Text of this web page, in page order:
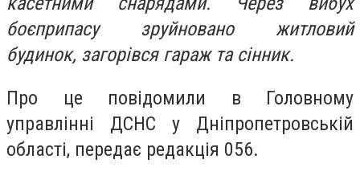
боєприпасу зруйновано житловий
будинок, загорівся гараж та сінник.
Про це повідомили в Головному
управлінні ДСНС у Дніпропетровській
області, передає редакція 056.